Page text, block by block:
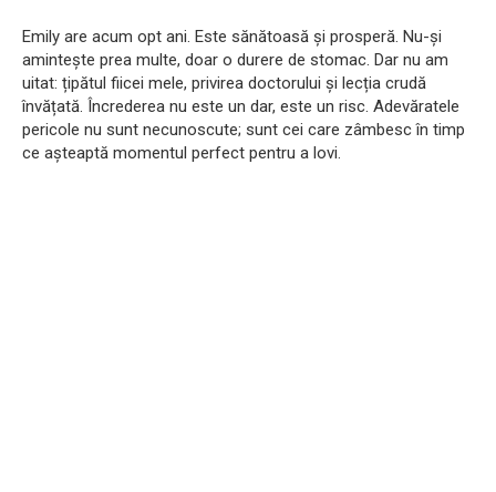
Emily are acum opt ani. Este sănătoasă și prosperă. Nu-și
amintește prea multe, doar o durere de stomac. Dar nu am
uitat: țipătul fiicei mele, privirea doctorului și lecția crudă
învățată. Încrederea nu este un dar, este un risc. Adevăratele
pericole nu sunt necunoscute; sunt cei care zâmbesc în timp
ce așteaptă momentul perfect pentru a lovi.